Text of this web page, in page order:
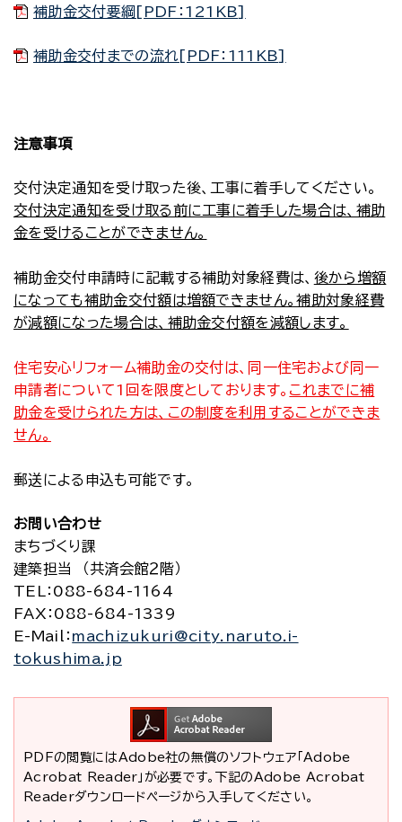
補助金交付要綱[PDF：121KB]
補助金交付までの流れ[PDF：111KB]
注意事項
交付決定通知を受け取った後、工事に着手してください。
交付決定通知を受け取る前に工事に着手した場合は、補助
金を受けることができません。
補助金交付申請時に記載する補助対象経費は、 後から増額
になっても補助金交付額は増額できません。補助対象経費
が減額になった場合は、補助金交付額を減額します。
住宅安心リフォーム補助金の交付は、同一住宅および同一
申請者について1回を限度としております。 これまでに補
助金を受けられた方は、この制度を利用することができま
せん。
郵送による申込も可能です。
お問い合わせ
まちづくり課
建築担当 （共済会館２階）
TEL
：088-684-1164
FAX ：088-684-1339
E-Mail
： machizukuri@city.naruto.i-
tokushima.jp
PDFの閲覧にはAdobe社の無償のソフトウェア「Adobe
Acrobat Reader」が必要です。下記のAdobe Acrobat
Readerダウンロードページから入手してください。